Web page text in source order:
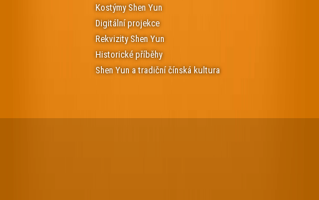
Kostýmy Shen Yun
Digitální projekce
Rekvizity Shen Yun
Historické příběhy
Shen Yun a tradiční čínská kultura